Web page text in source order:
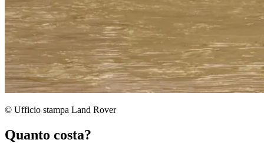
© Ufficio stampa Land Rover
Quanto costa?